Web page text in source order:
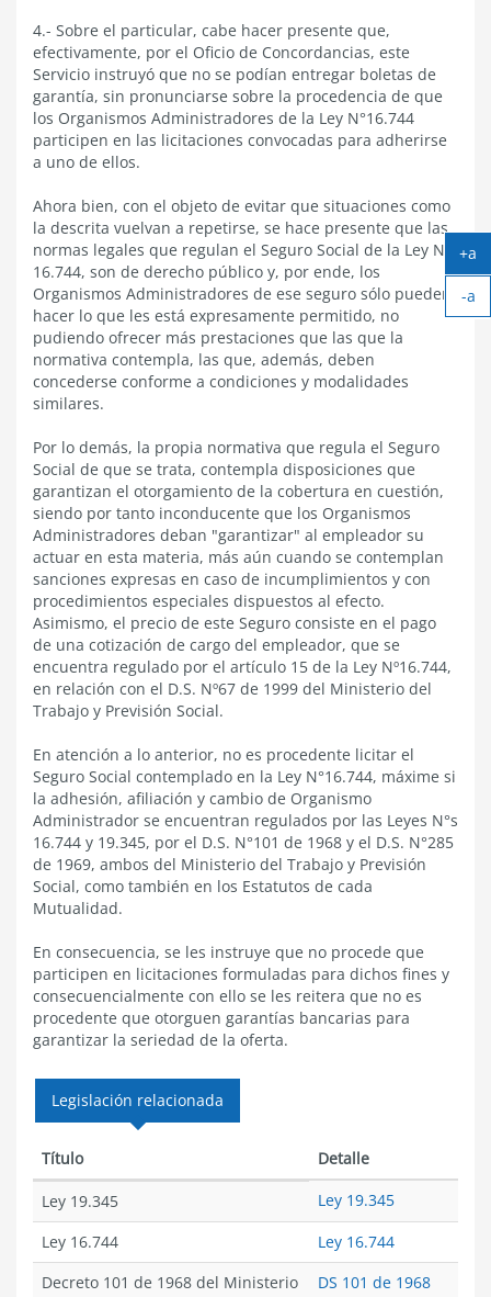
4.- Sobre el particular, cabe hacer presente que,
efectivamente, por el Oficio de Concordancias, este
Servicio instruyó que no se podían entregar boletas de
garantía, sin pronunciarse sobre la procedencia de que
los Organismos Administradores de la Ley N°16.744
participen en las licitaciones convocadas para adherirse
a uno de ellos.
Ahora bien, con el objeto de evitar que situaciones como
la descrita vuelvan a repetirse, se hace presente que las
normas legales que regulan el Seguro Social de la Ley Nº
16.744, son de derecho público y, por ende, los
Organismos Administradores de ese seguro sólo pueden
hacer lo que les está expresamente permitido, no
pudiendo ofrecer más prestaciones que las que la
normativa contempla, las que, además, deben
concederse conforme a condiciones y modalidades
similares.
Por lo demás, la propia normativa que regula el Seguro
Social de que se trata, contempla disposiciones que
garantizan el otorgamiento de la cobertura en cuestión,
siendo por tanto inconducente que los Organismos
Administradores deban "garantizar" al empleador su
actuar en esta materia, más aún cuando se contemplan
sanciones expresas en caso de incumplimientos y con
procedimientos especiales dispuestos al efecto.
Asimismo, el precio de este Seguro consiste en el pago
de una cotización de cargo del empleador, que se
encuentra regulado por el artículo 15 de la Ley Nº16.744,
en relación con el D.S. Nº67 de 1999 del Ministerio del
Trabajo y Previsión Social.
En atención a lo anterior, no es procedente licitar el
Seguro Social contemplado en la Ley N°16.744, máxime si
la adhesión, afiliación y cambio de Organismo
Administrador se encuentran regulados por las Leyes N°s
16.744 y 19.345, por el D.S. N°101 de 1968 y el D.S. N°285
de 1969, ambos del Ministerio del Trabajo y Previsión
Social, como también en los Estatutos de cada
Mutualidad.
En consecuencia, se les instruye que no procede que
participen en licitaciones formuladas para dichos fines y
consecuencialmente con ello se les reitera que no es
procedente que otorguen garantías bancarias para
garantizar la seriedad de la oferta.
Legislación relacionada
Título Detalle
Ley 19.345
Ley 19.345
Ley 16.744
Ley 16.744
Decreto 101 de 1968 del Ministerio
DS 101 de 1968
+a
-a